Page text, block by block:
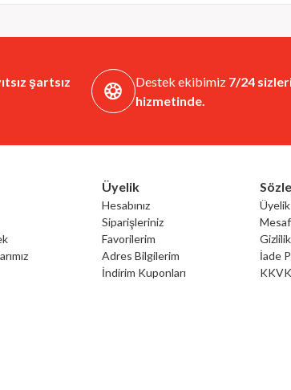
şartsız
Destek ekibimiz 7/24
hizmetinde.
Üyelik
Hesabınız
Siparişleriniz
Favorilerim
Adres Bilgilerim
İndirim Kuponları
İade
KKVK